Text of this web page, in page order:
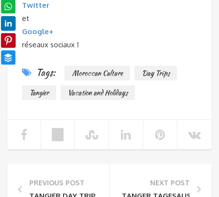
Twitter
et
Google+
réseaux sociaux !
Tags: Moroccan Culture
Day Trips
Tangier
Vacation and Holidays
PREVIOUS POST NEXT POST